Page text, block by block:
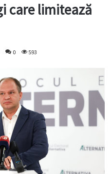
care limitează
0 593